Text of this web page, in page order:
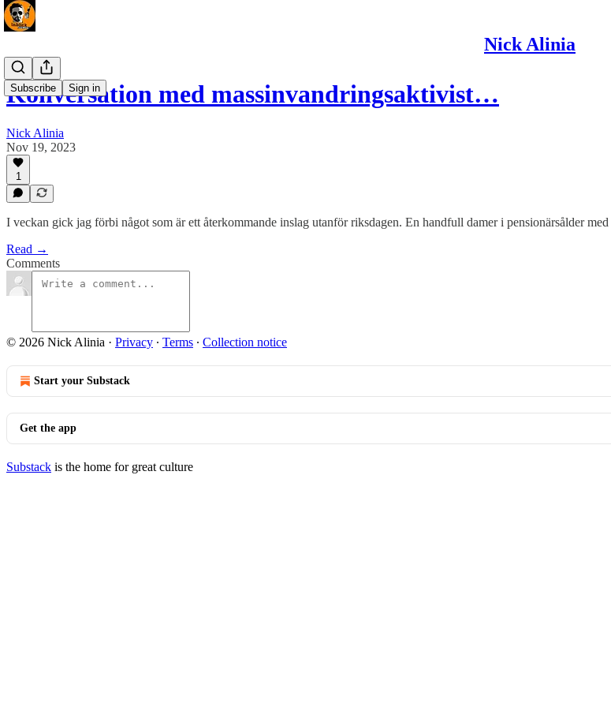
Nick Alinia
Subscribe Sign in
Konversation med massinvandringsaktivist…
Nick Alinia
Nov 19, 2023
1
I veckan gick jag förbi något som är ett återkommande inslag utanför riksdagen. En handfull damer i pensionärsålder
Read →
Comments
© 2026 Nick Alinia · Privacy ∙ Terms ∙ Collection notice
Start your Substack
Get the app
Substack is the home for great culture